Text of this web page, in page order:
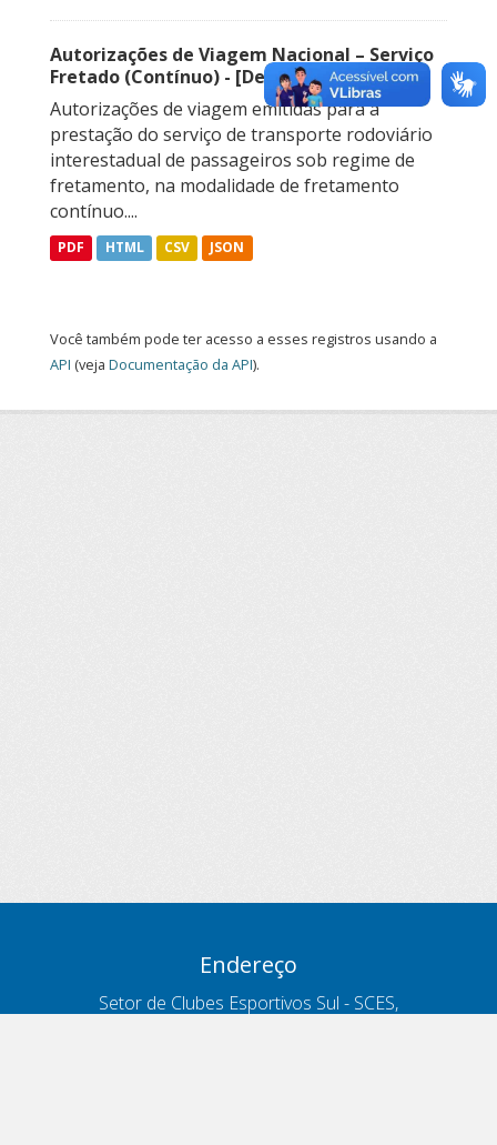
Autorizações de Viagem Nacional – Serviço
Fretado (Contínuo) - [Descontinuado]
Autorizações de viagem emitidas para a
prestação do serviço de transporte rodoviário
interestadual de passageiros sob regime de
fretamento, na modalidade de fretamento
contínuo....
PDF HTML CSV JSON
Você também pode ter acesso a esses registros usando a
API (veja Documentação da API).
Endereço
Setor de Clubes Esportivos Sul - SCES,